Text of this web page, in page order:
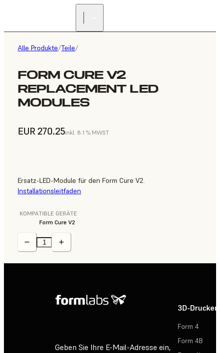
Alle Produkte/Teile/
FORM CURE V2
REPLACEMENT LED
MODULES
EUR 270.25inkl. 8.1 % MWST
Ersatz-LED-Module für den Form Cure V2.
Installationsleitfaden
KOMPATIBLE GERÄTE
Form Cure V2
Geben Sie Ihre E-Mail-Adresse ein,
3D-Drucker
Form 4
Form 4B